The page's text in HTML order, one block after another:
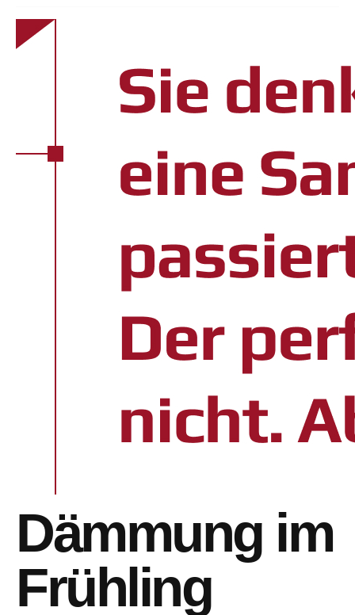
Dämmung im
Frühling